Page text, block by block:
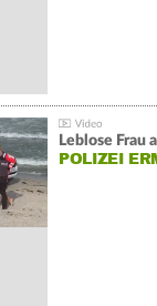
Leblose Frau
POLIZEI